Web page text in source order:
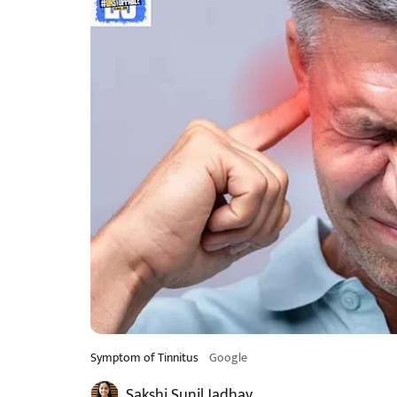
Symptom of Tinnitus Google